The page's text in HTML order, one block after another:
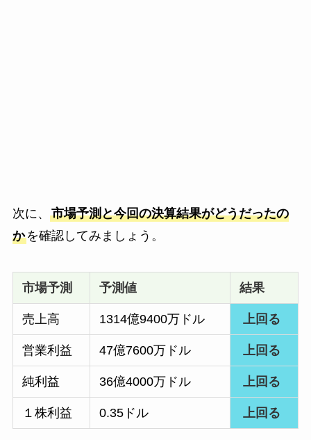
次に、 市場予測と今回の決算結果がどうだったの
かを確認してみましょう。
市場予測 予測値 結果
売上高 1314億9400万ドル 上回る
営業利益 47億7600万ドル 上回る
純利益 36億4000万ドル 上回る
１株利益 0.35ドル 上回る